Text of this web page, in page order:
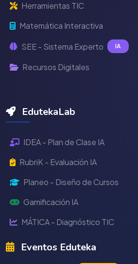
Herramientas TIC
Matemática Interactiva
SEE - Sistema Experto IA
Recursos Digitales
EdutekaLab
IDEA - Plan de Clase IA
RubriK - Evaluación IA
Planeo - Diseño de Cursos
Gamificación IA
MÁTICA - Diagnóstico TIC
Eventos Eduteka